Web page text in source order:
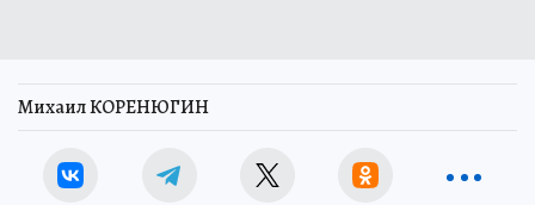
Михаил КОРЕНЮГИН